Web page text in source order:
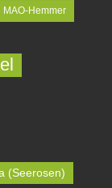
MAO-Hemmer
(Seerosen)